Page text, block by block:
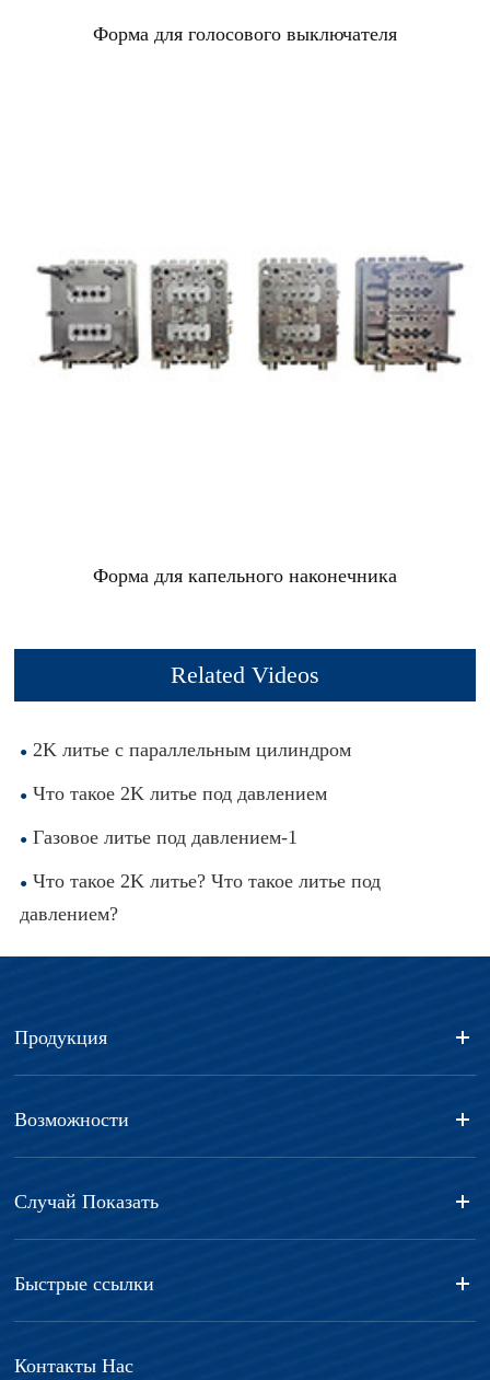
Форма для голосового выключателя
Форма для капельного наконечника
Related Videos
2K литье с параллельным цилиндром
Что такое 2K литье под давлением
Газовое литье под давлением-1
Что такое 2K литье? Что такое литье под
давлением?
Продукция
Возможности
Случай Показать
Быстрые ссылки
Контакты Нас